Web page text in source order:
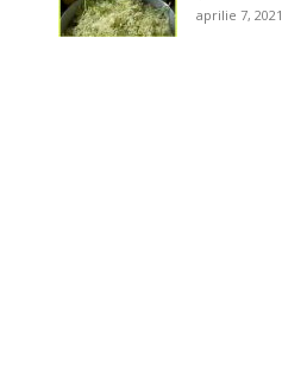
aprilie 7, 2021